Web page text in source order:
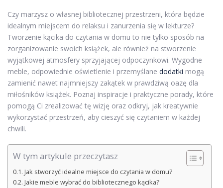
Czy marzysz o własnej bibliotecznej przestrzeni, która będzie
idealnym miejscem do relaksu i zanurzenia się w lekturze?
Tworzenie kącika do czytania w domu to nie tylko sposób na
zorganizowanie swoich książek, ale również na stworzenie
wyjątkowej atmosfery sprzyjającej odpoczynkowi. Wygodne
meble, odpowiednie oświetlenie i przemyślane dodatki mogą
zamienić nawet najmniejszy zakątek w prawdziwą oazę dla
miłośników książek. Poznaj inspiracje i praktyczne porady, które
pomogą Ci zrealizować tę wizję oraz odkryj, jak kreatywnie
wykorzystać przestrzeń, aby cieszyć się czytaniem w każdej
chwili.
W tym artykule przeczytasz
Jak stworzyć idealne miejsce do czytania w domu?
Jakie meble wybrać do bibliotecznego kącika?